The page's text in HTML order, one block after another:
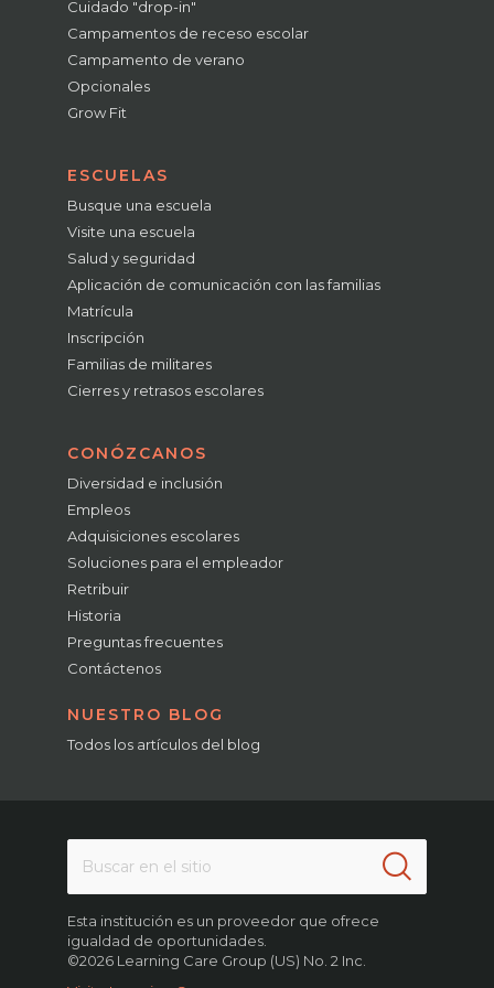
Cuidado "drop-in"
Campamentos de receso escolar
Campamento de verano
Opcionales
Grow Fit
ESCUELAS
Busque una escuela
Visite una escuela
Salud y seguridad
Aplicación de comunicación con las familias
Matrícula
Inscripción
Familias de militares
Cierres y retrasos escolares
CONÓZCANOS
Diversidad e inclusión
Empleos
Adquisiciones escolares
Soluciones para el empleador
Retribuir
Historia
Preguntas frecuentes
Contáctenos
NUESTRO BLOG
Todos los artículos del blog
Esta institución es un proveedor que ofrece
igualdad de oportunidades.
©2026 Learning Care Group (US) No. 2 Inc.